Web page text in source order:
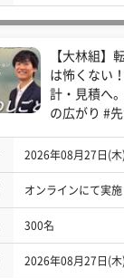
【大林組】
は怖くない
計・見積へ
の広がり #
2026年08月27日(
オンラインにて実施
300名
2026年08月27日(木